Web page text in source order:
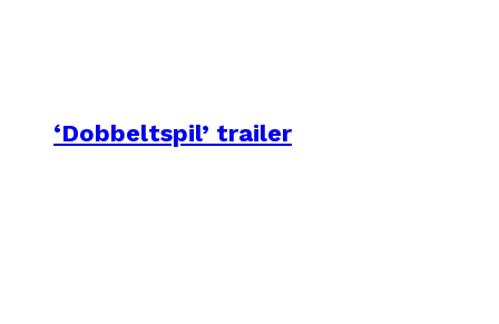
‘Dobbeltspil’ trailer